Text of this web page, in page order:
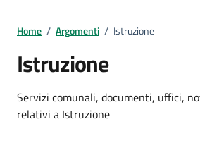
Home / Argomenti / Istruzione
Istruzione
Dettagli della
Servizi comunali, documenti, uffici,
relativi a Istruzione